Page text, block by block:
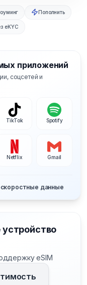
Пополнить
eKYC
приложений
соцсетей и
TikTok Spotify
Netflix Gmail
данные
eSIM